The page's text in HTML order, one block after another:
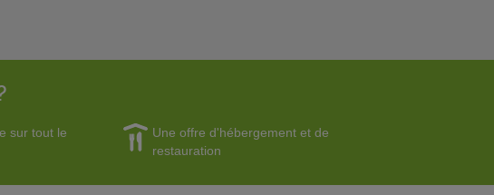
sur tout le
Une offre d'hébergement et de
restauration